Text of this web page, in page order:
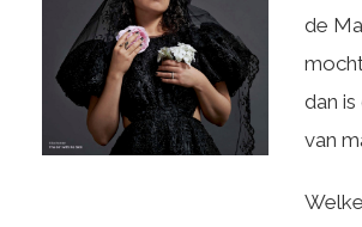
de
dan
van